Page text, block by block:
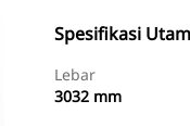
Spesifikasi
Lebar
3032 mm